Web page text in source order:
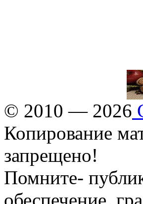
© 2010 — 2026
Копирование
запрещено!
Помните-